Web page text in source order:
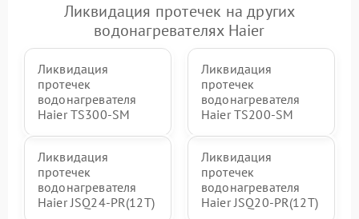
Ликвидация протечек на других
водонагревателях Haier
Ликвидация
протечек
водонагревателя
Haier TS300-SM
Ликвидация
протечек
водонагревателя
Haier TS200-SM
Ликвидация
протечек
водонагревателя
Haier JSQ24-PR(12T)
Ликвидация
протечек
водонагревателя
Haier JSQ20-PR(12T)